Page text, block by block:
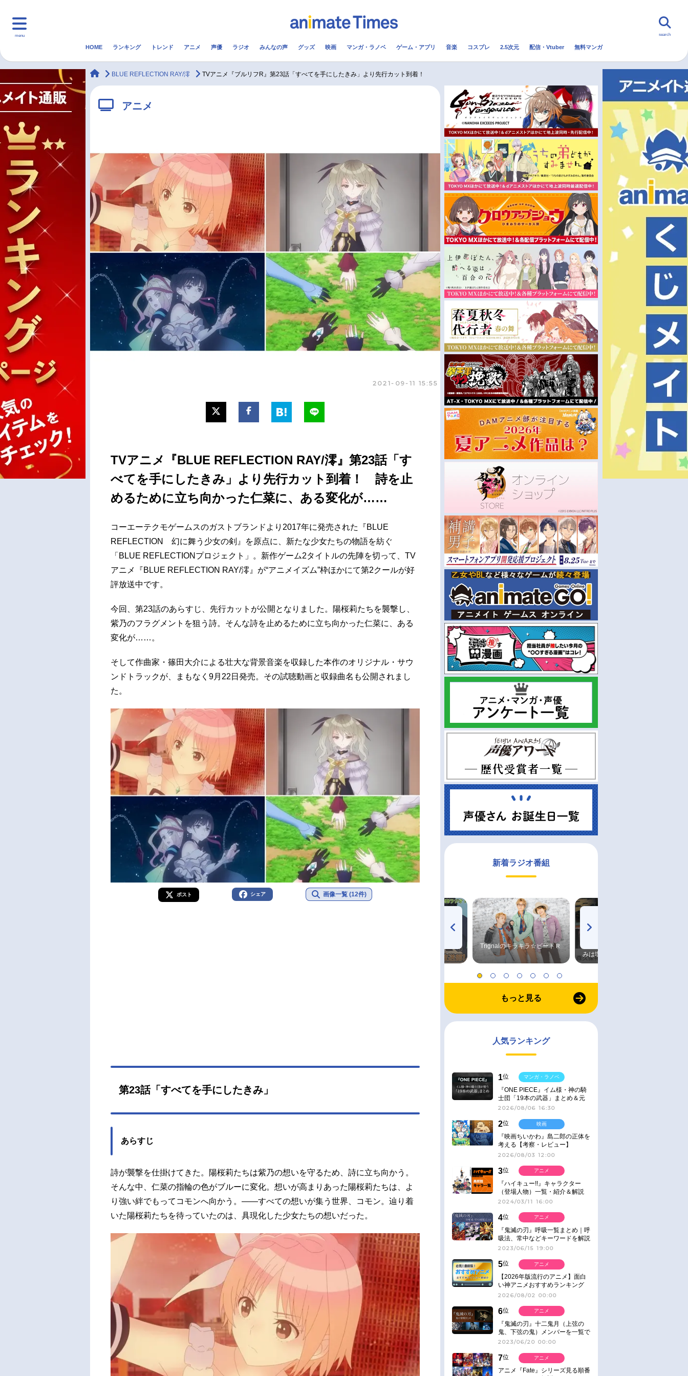
menu
マンガ・ラノベ ゲーム・アプリ 配信・Vtuber トレンド 無料マンガ
声優記事一覧 男性声優/女性声優一覧
今期アニメ曜日別一覧 秋アニメ
冬アニメ
FOLLOW US
search
HOME ランキング トレンド アニメ 声優 ラジオ みんなの声 グッズ 映画 マンガ・ラノベ ゲーム・アプリ 音楽 コスプレ 2.5次元 配信・Vtuber 無料マンガ
animateTimes
BLUE REFLECTION RAY/澪 TVアニメ『ブルリフR』第23話「すべてを手にしたきみ」より先行カット到着！
アニメ
2021-09-11 15:55
TVアニメ『BLUE REFLECTION RAY/澪』第23話「す
べてを手にしたきみ」より先行カット到着！ 詩を止
めるために立ち向かった仁菜に、ある変化が……
コーエーテクモゲームスのガストブランドより2017年に発売された『BLUE
REFLECTION 幻に舞う少女の剣』を原点に、新たな少女たちの物語を紡ぐ
「BLUE REFLECTIONプロジェクト」。新作ゲーム2タイトルの先陣を切って、TV
アニメ『BLUE REFLECTION RAY/澪』が“アニメイズム”枠ほかにて第2クールが好
評放送中です。
今回、第23話のあらすじ、先行カットが公開となりました。陽桜莉たちを襲撃し、
紫乃のフラグメントを狙う詩。そんな詩を止めるために立ち向かった仁菜に、ある
変化が……。
そして作曲家・篠田大介による壮大な背景音楽を収録した本作のオリジナル・サウ
ンドトラックが、まもなく9月22日発売。その試聴動画と収録曲名も公開されまし
た。
ポスト シェア 画像一覧 (12件)
第23話「すべてを手にしたきみ」
あらすじ
詩が襲撃を仕掛けてきた。陽桜莉たちは紫乃の想いを守るため、詩に立ち向かう。
そんな中、仁菜の指輪の色がブルーに変化。想いが高まりあった陽桜莉たちは、よ
り強い絆でもってコモンへ向かう。――すべての想いが集う世界、コモン。辿り着
いた陽桜莉たちを待っていたのは、具現化した少女たちの想いだった。
新着ラジオ番組
Trignalのキラキラ☆ビートＲ
みは塩だけ
もっと見る
人気ランキング
1位
『ONE PIECE』イム様・神の騎
士団「19本の武器」まとめ＆元
ネタ
2026/08/06 16:30
マンガ・ラノベ
2位
『映画ちいかわ』島二郎の正体を
考える【考察・レビュー】
2026/08/03 12:00
映画
3位
『ハイキュー!!』キャラクター
（登場人物）一覧・紹介＆解説
2024/03/11 16:00
アニメ
4位
『鬼滅の刃』呼吸一覧まとめ｜呼
吸法、常中などキーワードを解説
2023/06/15 19:00
アニメ
5位
【2026年版流行のアニメ】面白
い神アニメおすすめランキング
【名作・話題作】｜ジャンル別人
2026/08/02 00:00
アニメ
6位
『鬼滅の刃』十二鬼月（上弦の
鬼、下弦の鬼）メンバーを一覧で
紹介＆解説（登場鬼の情報まと
2023/06/20 00:00
アニメ
7位
アニメ『Fate』シリーズ見る順番
アニメ